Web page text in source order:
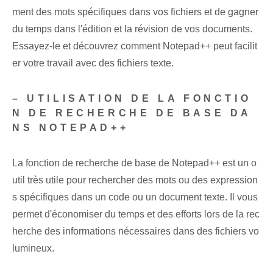
ment des mots spécifiques dans vos fichiers et de gagner
du temps dans l'édition et la révision de vos documents.
Essayez-le et découvrez comment Notepad++ peut facilit
er votre travail avec des fichiers texte.
– UTILISATION DE LA FONCTIO
N DE RECHERCHE DE BASE DA
NS NOTEPAD++
La fonction de recherche de base de Notepad++ est un o
util très utile pour rechercher des mots ou des expression
s spécifiques dans un code ou un document texte. Il vous
permet d'économiser du temps et des efforts lors de la rec
herche des informations nécessaires dans des fichiers vo
lumineux.